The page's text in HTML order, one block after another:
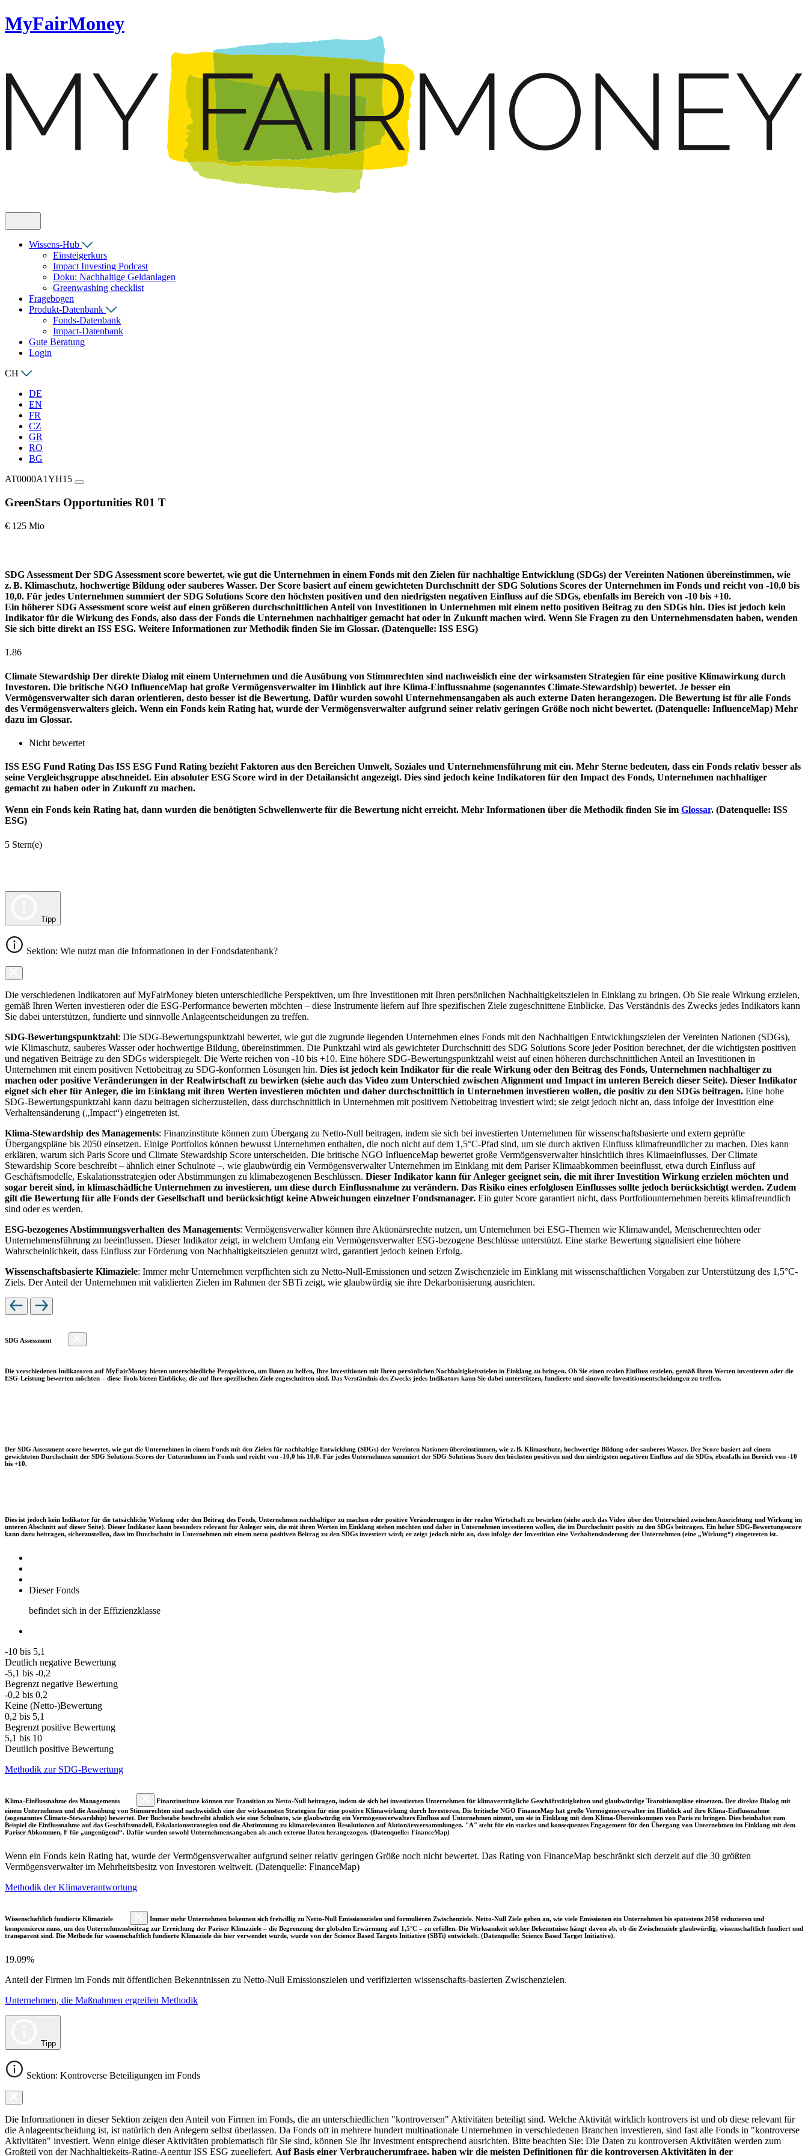
MyFairMoney
Wissens-Hub
Einsteigerkurs
Impact Investing Podcast
Doku: Nachhaltige Geldanlagen
Greenwashing checklist
Fragebogen
Produkt-Datenbank
Fonds-Datenbank
Impact-Datenbank
Gute Beratung
Login
CH
DE
EN
FR
CZ
GR
RO
BG
AT0000A1YH15
GreenStars Opportunities R01 T
€ 125 Mio
SDG Assessment Der SDG Assessment score bewertet, wie gut die Unternehmen in einem Fonds mit den Zielen für nachhaltige Entwicklung (SDGs) der Vereinten Nationen übereinstimmen, wie
z. B. Klimaschutz, hochwertige Bildung oder sauberes Wasser. Der Score basiert auf einem gewichteten Durchschnitt der SDG Solutions Scores der Unternehmen im Fonds und reicht von -10,0 bis
10,0. Für jedes Unternehmen summiert der SDG Solutions Score den höchsten positiven und den niedrigsten negativen Einfluss auf die SDGs, ebenfalls im Bereich von -10 bis +10.
Ein höherer SDG Assessment score weist auf einen größeren durchschnittlichen Anteil von Investitionen in Unternehmen mit einem netto positiven Beitrag zu den SDGs hin. Dies ist jedoch kein
Indikator für die Wirkung des Fonds, also dass der Fonds die Unternehmen nachhaltiger gemacht hat oder in Zukunft machen wird. Wenn Sie Fragen zu den Unternehmensdaten haben, wenden
Sie sich bitte direkt an ISS ESG. Weitere Informationen zur Methodik finden Sie im Glossar. (Datenquelle: ISS ESG)
1.86
Climate Stewardship Der direkte Dialog mit einem Unternehmen und die Ausübung von Stimmrechten sind nachweislich eine der wirksamsten Strategien für eine positive Klimawirkung durch
Investoren. Die britische NGO InfluenceMap hat große Vermögensverwalter im Hinblick auf ihre Klima-Einflussnahme (sogenanntes Climate-Stewardship) bewertet. Je besser ein
Vermögensverwalter sich daran orientieren, desto besser ist die Bewertung. Dafür wurden sowohl Unternehmensangaben als auch externe Daten herangezogen. Die Bewertung ist für alle Fonds
des Vermögensverwalters gleich. Wenn ein Fonds kein Rating hat, wurde der Vermögensverwalter aufgrund seiner relativ geringen Größe noch nicht bewertet. (Datenquelle: InfluenceMap) Mehr
dazu im Glossar.
Nicht bewertet
ISS ESG Fund Rating Das ISS ESG Fund Rating bezieht Faktoren aus den Bereichen Umwelt, Soziales und Unternehmensführung mit ein. Mehr Sterne bedeuten, dass ein Fonds relativ besser als
seine Vergleichsgruppe abschneidet. Ein absoluter ESG Score wird in der Detailansicht angezeigt. Dies sind jedoch keine Indikatoren für den Impact des Fonds, Unternehmen nachhaltiger
gemacht zu haben oder in Zukunft zu machen.
Wenn ein Fonds kein Rating hat, dann wurden die benötigten Schwellenwerte für die Bewertung nicht erreicht. Mehr Informationen über die Methodik finden Sie im Glossar. (Datenquelle: ISS
ESG)
5 Stern(e)
Tipp
Sektion: Wie nutzt man die Informationen in der Fondsdatenbank?
Die verschiedenen Indikatoren auf MyFairMoney bieten unterschiedliche Perspektiven, um Ihre Investitionen mit Ihren persönlichen Nachhaltigkeitszielen in Einklang zu bringen. Ob Sie reale Wirkung erzielen,
gemäß Ihren Werten investieren oder die ESG-Performance bewerten möchten – diese Instrumente liefern auf Ihre spezifischen Ziele zugeschnittene Einblicke. Das Verständnis des Zwecks jedes Indikators kann
Sie dabei unterstützen, fundierte und sinnvolle Anlageentscheidungen zu treffen.
SDG-Bewertungspunktzahl: Die SDG-Bewertungspunktzahl bewertet, wie gut die zugrunde liegenden Unternehmen eines Fonds mit den Nachhaltigen Entwicklungszielen der Vereinten Nationen (SDGs),
wie Klimaschutz, sauberes Wasser oder hochwertige Bildung, übereinstimmen. Die Punktzahl wird als gewichteter Durchschnitt des SDG Solutions Score jeder Position berechnet, der die wichtigsten positiven
und negativen Beiträge zu den SDGs widerspiegelt. Die Werte reichen von -10 bis +10. Eine höhere SDG-Bewertungspunktzahl weist auf einen höheren durchschnittlichen Anteil an Investitionen in
Unternehmen mit einem positiven Nettobeitrag zu SDG-konformen Lösungen hin. Dies ist jedoch kein Indikator für die reale Wirkung oder den Beitrag des Fonds, Unternehmen nachhaltiger zu
machen oder positive Veränderungen in der Realwirtschaft zu bewirken (siehe auch das Video zum Unterschied zwischen Alignment und Impact im unteren Bereich dieser Seite). Dieser Indikator
eignet sich eher für Anleger, die im Einklang mit ihren Werten investieren möchten und daher durchschnittlich in Unternehmen investieren wollen, die positiv zu den SDGs beitragen. Eine hohe
SDG-Bewertungspunktzahl kann dazu beitragen sicherzustellen, dass durchschnittlich in Unternehmen mit positivem Nettobeitrag investiert wird; sie zeigt jedoch nicht an, dass infolge der Investition eine
Verhaltensänderung („Impact“) eingetreten ist.
Klima-Stewardship des Managements: Finanzinstitute können zum Übergang zu Netto-Null beitragen, indem sie sich bei investierten Unternehmen für wissenschaftsbasierte und extern geprüfte
Übergangspläne bis 2050 einsetzen. Einige Portfolios können bewusst Unternehmen enthalten, die noch nicht auf dem 1,5°C-Pfad sind, um sie durch aktiven Einfluss klimafreundlicher zu machen. Dies kann
erklären, warum sich Paris Score und Climate Stewardship Score unterscheiden. Die britische NGO InfluenceMap bewertet große Vermögensverwalter hinsichtlich ihres Klimaeinflusses. Der Climate
Stewardship Score beschreibt – ähnlich einer Schulnote –, wie glaubwürdig ein Vermögensverwalter Unternehmen im Einklang mit dem Pariser Klimaabkommen beeinflusst, etwa durch Einfluss auf
Geschäftsmodelle, Eskalationsstrategien oder Abstimmungen zu klimabezogenen Beschlüssen. Dieser Indikator kann für Anleger geeignet sein, die mit ihrer Investition Wirkung erzielen möchten und
sogar bereit sind, in klimaschädliche Unternehmen zu investieren, um diese durch Einflussnahme zu verändern. Das Risiko eines erfolglosen Einflusses sollte jedoch berücksichtigt werden. Zudem
gilt die Bewertung für alle Fonds der Gesellschaft und berücksichtigt keine Abweichungen einzelner Fondsmanager. Ein guter Score garantiert nicht, dass Portfoliounternehmen bereits klimafreundlich
sind oder es werden.
ESG-bezogenes Abstimmungsverhalten des Managements: Vermögensverwalter können ihre Aktionärsrechte nutzen, um Unternehmen bei ESG-Themen wie Klimawandel, Menschenrechten oder
Unternehmensführung zu beeinflussen. Dieser Indikator zeigt, in welchem Umfang ein Vermögensverwalter ESG-bezogene Beschlüsse unterstützt. Eine starke Bewertung signalisiert eine höhere
Wahrscheinlichkeit, dass Einfluss zur Förderung von Nachhaltigkeitszielen genutzt wird, garantiert jedoch keinen Erfolg.
Wissenschaftsbasierte Klimaziele: Immer mehr Unternehmen verpflichten sich zu Netto-Null-Emissionen und setzen Zwischenziele im Einklang mit wissenschaftlichen Vorgaben zur Unterstützung des 1,5°C-
Ziels. Der Anteil der Unternehmen mit validierten Zielen im Rahmen der SBTi zeigt, wie glaubwürdig sie ihre Dekarbonisierung ausrichten.
SDG Assessment
Die verschiedenen Indikatoren auf MyFairMoney bieten unterschiedliche Perspektiven, um Ihnen zu helfen, Ihre Investitionen mit Ihren persönlichen Nachhaltigkeitszielen in Einklang zu bringen. Ob Sie einen realen Einfluss erzielen, gemäß Ihren Werten investieren oder die
ESG-Leistung bewerten möchten – diese Tools bieten Einblicke, die auf Ihre spezifischen Ziele zugeschnitten sind. Das Verständnis des Zwecks jedes Indikators kann Sie dabei unterstützen, fundierte und sinnvolle Investitionsentscheidungen zu treffen.
Der SDG Assessment score bewertet, wie gut die Unternehmen in einem Fonds mit den Zielen für nachhaltige Entwicklung (SDGs) der Vereinten Nationen übereinstimmen, wie z. B. Klimaschutz, hochwertige Bildung oder sauberes Wasser. Der Score basiert auf einem
gewichteten Durchschnitt der SDG Solutions Scores der Unternehmen im Fonds und reicht von -10,0 bis 10,0. Für jedes Unternehmen summiert der SDG Solutions Score den höchsten positiven und den niedrigsten negativen Einfluss auf die SDGs, ebenfalls im Bereich von -10
bis +10.
Dies ist jedoch kein Indikator für die tatsächliche Wirkung oder den Beitrag des Fonds, Unternehmen nachhaltiger zu machen oder positive Veränderungen in der realen Wirtschaft zu bewirken (siehe auch das Video über den Unterschied zwischen Ausrichtung und Wirkung im
unteren Abschnitt auf dieser Seite). Dieser Indikator kann besonders relevant für Anleger sein, die mit ihren Werten im Einklang stehen möchten und daher in Unternehmen investieren wollen, die im Durchschnitt positiv zu den SDGs beitragen. Ein hoher SDG-Bewertungsscore
kann dazu beitragen, sicherzustellen, dass im Durchschnitt in Unternehmen mit einem netto positiven Beitrag zu den SDGs investiert wird; er zeigt jedoch nicht an, dass infolge der Investition eine Verhaltensänderung der Unternehmen (eine „Wirkung“) eingetreten ist.
Dieser Fonds
befindet sich in der Effizienzklasse
-10 bis 5,1
Deutlich negative Bewertung
-5,1 bis -0,2
Begrenzt negative Bewertung
-0,2 bis 0,2
Keine (Netto-)Bewertung
0,2 bis 5,1
Begrenzt positive Bewertung
5,1 bis 10
Deutlich positive Bewertung
Methodik zur SDG-Bewertung
Klima-Einflussnahme des Managements
Finanzinstitute können zur Transition zu Netto-Null beitragen, indem sie sich bei investierten Unternehmen für klimaverträgliche Geschäftstätigkeiten und glaubwürdige Transitionspläne einsetzen. Der direkte Dialog mit
einem Unternehmen und die Ausübung von Stimmrechten sind nachweislich eine der wirksamsten Strategien für eine positive Klimawirkung durch Investoren. Die britische NGO FinanceMap hat große Vermögensverwalter im Hinblick auf ihre Klima-Einflussnahme
(sogenanntes Climate-Stewardship) bewertet. Der Buchstabe beschreibt ähnlich wie eine Schulnote, wie glaubwürdig ein Vermögensverwalters Einfluss auf Unternehmen nimmt, um sie in Einklang mit dem Klima-Übereinkommen von Paris zu bringen. Dies beinhaltet zum
Beispiel die Einflussnahme auf das Geschäftsmodell, Eskalationsstrategien und die Abstimmung zu klimarelevanten Resolutionen auf Aktionärsversammlungen. "A" steht für ein starkes und konsequentes Engagement für den Übergang von Unternehmen im Einklang mit dem
Pariser Abkommen, F für „ungenügend“. Dafür wurden sowohl Unternehmensangaben als auch externe Daten herangezogen. (Datenquelle: FinanceMap)
Wenn ein Fonds kein Rating hat, wurde der Vermögensverwalter aufgrund seiner relativ geringen Größe noch nicht bewertet. Das Rating von FinanceMap beschränkt sich derzeit auf die 30 größten
Vermögensverwalter im Mehrheitsbesitz von Investoren weltweit. (Datenquelle: FinanceMap)
Methodik der Klimaverantwortung
Wissenschaftlich fundierte Klimaziele
Immer mehr Unternehmen bekennen sich freiwillig zu Netto-Null Emissionszielen und formulieren Zwischenziele. Netto-Null Ziele geben an, wie viele Emissionen ein Unternehmen bis spätestens 2050 reduzieren und
kompensieren muss, um den Unternehmensbeitrag zur Erreichung der Pariser Klimaziele – die Begrenzung der globalen Erwärmung auf 1,5°C – zu erfüllen. Die Wirksamkeit solcher Bekenntnisse hängt davon ab, ob die Zwischenziele glaubwürdig, wissenschaftlich fundiert und
transparent sind. Die Methode für wissenschaftlich fundierte Klimaziele die hier verwendet wurde, wurde von der Science Based Targets Initiative (SBTi) entwickelt. (Datenquelle: Science Based Target Initiative).
19.09%
Anteil der Firmen im Fonds mit öffentlichen Bekenntnissen zu Netto-Null Emissionszielen und verifizierten wissenschafts-basierten Zwischenzielen.
Unternehmen, die Maßnahmen ergreifen Methodik
Tipp
Sektion: Kontroverse Beteiligungen im Fonds
Die Informationen in dieser Sektion zeigen den Anteil von Firmen im Fonds, die an unterschiedlichen "kontroversen" Aktivitäten beteiligt sind. Welche Aktivität wirklich kontrovers ist und ob diese relevant für
die Anlageentscheidung ist, ist natürlich den Anlegern selbst überlassen. Da Fonds oft in mehrere hundert multinationale Unternehmen in verschiedenen Branchen investieren, sind fast alle Fonds in "kontroverse
Aktivitäten" investiert. Wenn einige dieser Aktivitäten problematisch für Sie sind, können Sie Ihr Investment entsprechend ausrichten. Bitte beachten Sie: Die Daten zu kontroversen Aktivitäten werden zum
Großteil von der Nachhaltigkeits-Rating-Agentur ISS ESG zugeliefert. Auf Basis einer Verbraucherumfrage, haben wir die meisten Definitionen für die kontroversen Aktivitäten in der